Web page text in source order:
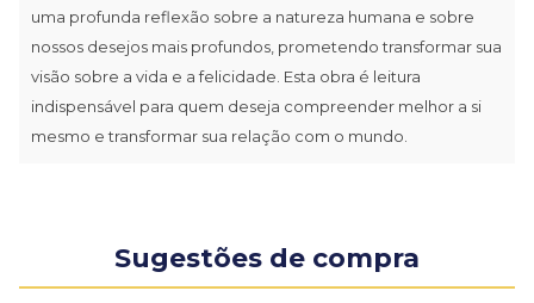
uma profunda reflexão sobre a natureza humana e sobre
nossos desejos mais profundos, prometendo transformar sua
visão sobre a vida e a felicidade. Esta obra é leitura
indispensável para quem deseja compreender melhor a si
mesmo e transformar sua relação com o mundo.
Sugestões de compra